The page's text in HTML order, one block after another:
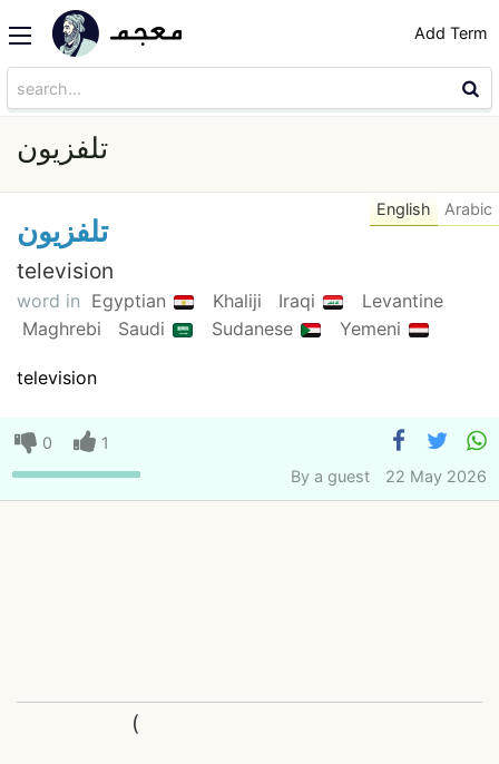
Add Term
تلفزيون
تلفزيون
television
word in Egyptian Khaliji Iraqi
Levantine
Maghrebi
Saudi Sudanese Yemeni
television
English Arabic
0
1
By a guest 22 May 2026
(